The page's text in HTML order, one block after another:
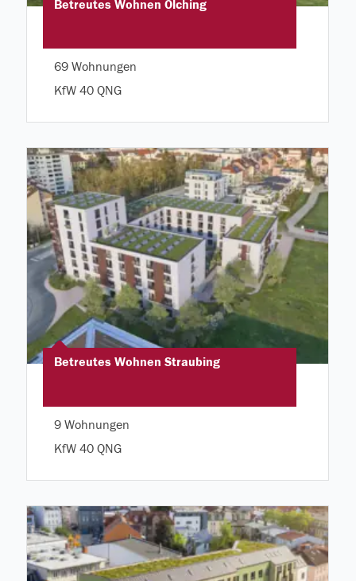
Betreutes Wohnen Olching
69 Wohnungen
KfW 40 QNG
Betreutes Wohnen Straubing
9 Wohnungen
KfW 40 QNG